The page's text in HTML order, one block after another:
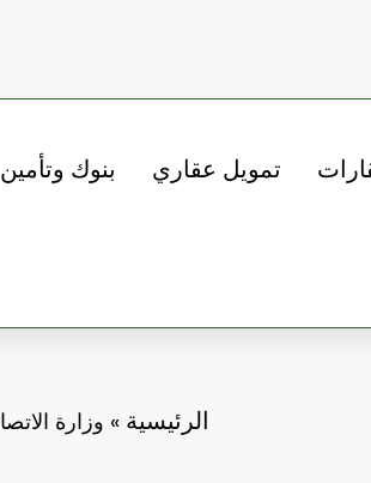
تمويل عقاري بنوك وتأمين
الرئيسية » وزارة